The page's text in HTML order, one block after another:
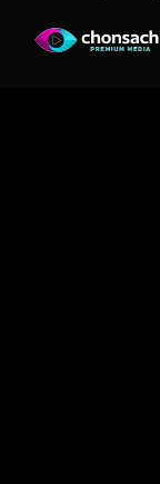
Gothic